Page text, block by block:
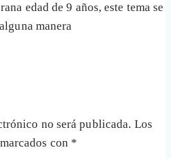
edad de 9 años, este tema se
manera
no será publicada. Los
con *